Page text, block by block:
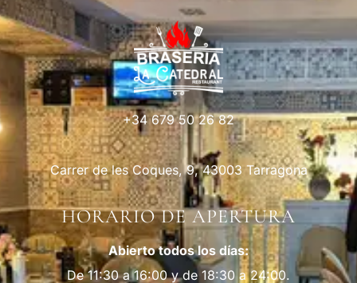
+34 679 50 26 82
Carrer de les Coques, 9, 43003 Tarragona
HORARIO DE APERTURA
Abierto todos los días:
De 11:30 a 16:00 y de 18:30 a 24:00.